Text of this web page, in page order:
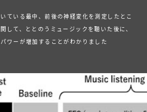
ている最中、前後の神経変化を測定したとこ
して、ととのうミュージックを聴いた後に、
ワーが増加することがわかりました